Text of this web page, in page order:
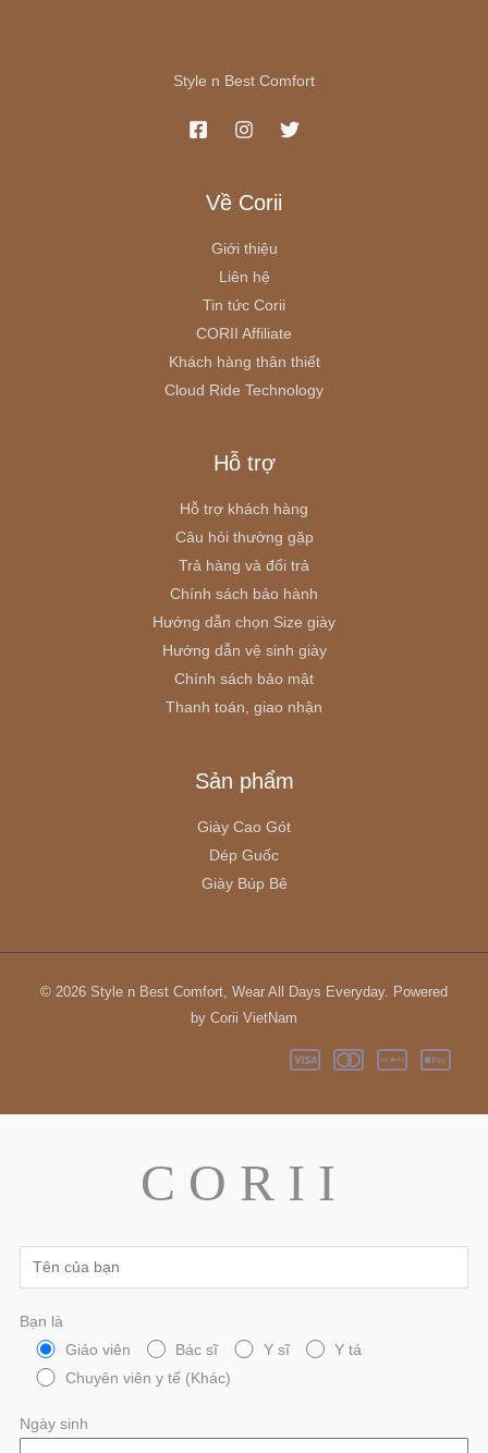
Style n Best Comfort
Về Corii
Giới thiệu
Liên hệ
Tin tức Corii
CORII Affiliate
Khách hàng thân thiết
Cloud Ride Technology
Hỗ trợ
Hỗ trợ khách hàng
Câu hỏi thường gặp
Trả hàng và đổi trả
Chính sách bảo hành
Hướng dẫn chọn Size giày
Hướng dẫn vệ sinh giày
Chính sách bảo mật
Thanh toán, giao nhận
Sản phẩm
Giày Cao Gót
Dép Guốc
Giày Búp Bê
© 2026 Style n Best Comfort, Wear All Days Everyday. Powered
by Corii VietNam
C O R I I
Bạn là
Giáo viên
Bác sĩ Y sĩ
Y tá
Chuyên viên y tế (Khác)
Ngày sinh